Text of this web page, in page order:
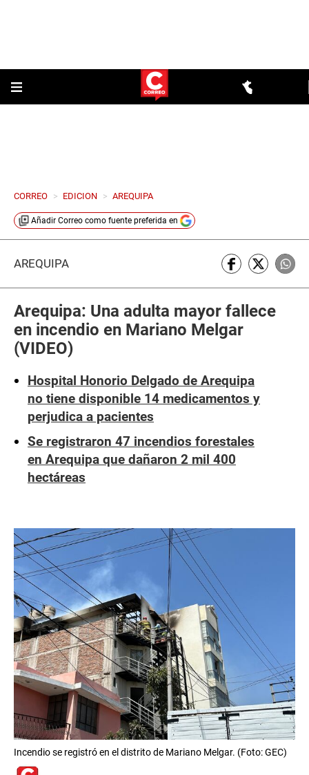
CORREO > EDICION > AREQUIPA
Añadir Correo como fuente preferida en
AREQUIPA
Arequipa: Una adulta mayor fallece
en incendio en Mariano Melgar
(VIDEO)
Hospital Honorio Delgado de Arequipa
no tiene disponible 14 medicamentos y
perjudica a pacientes
Se registraron 47 incendios forestales
en Arequipa que dañaron 2 mil 400
hectáreas
Incendio se registró en el distrito de Mariano Melgar. (Foto: GEC)